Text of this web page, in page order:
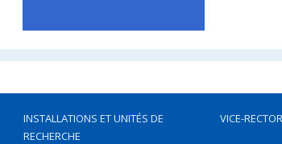
INSTALLATIONS ET UNITÉS DE
RECHERCHE
VICE-